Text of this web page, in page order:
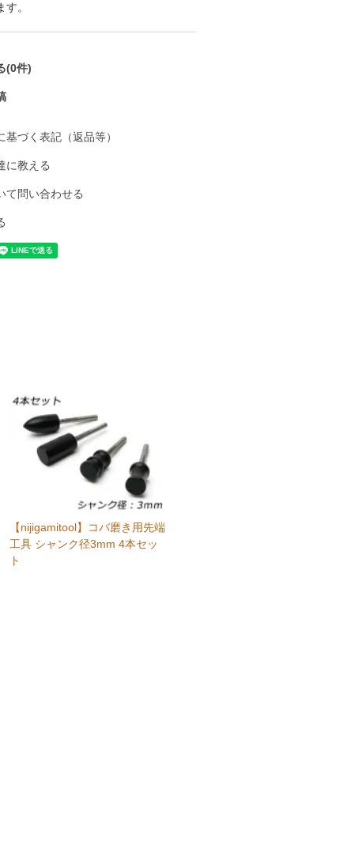
。
(0件)
基づく表記（返品等）
に教える
て問い合わせる
【nijigamitool】コバ磨き用先端
工具 シャンク径3mm 4本セッ
ト